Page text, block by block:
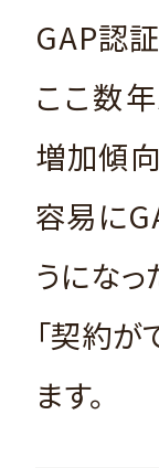
GAP認
ここ数
増加傾
容易に
うにな
「契約
ます。